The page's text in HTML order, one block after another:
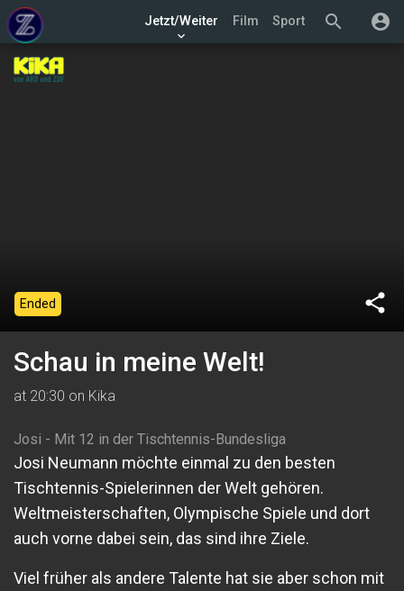
search account_circle
Jetzt/Weiter
keyboard_arrow_down
Film Sport
share
Ended
Schau in meine Welt!
at 20:30 on Kika
Josi - Mit 12 in der Tischtennis-Bundesliga
Josi Neumann möchte einmal zu den besten
Tischtennis-Spielerinnen der Welt gehören.
Weltmeisterschaften, Olympische Spiele und dort
auch vorne dabei sein, das sind ihre Ziele.
Viel früher als andere Talente hat sie aber schon mit